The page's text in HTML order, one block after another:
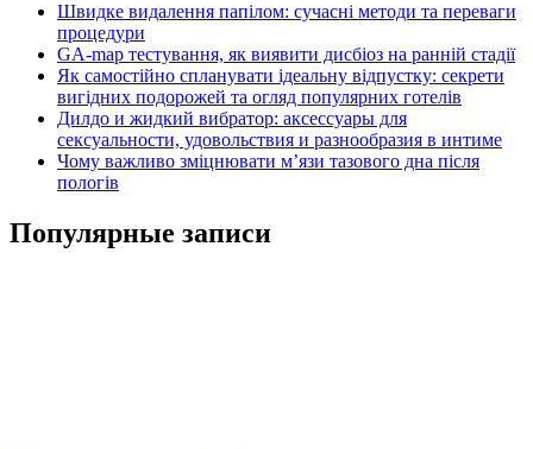
Швидке видалення папілом: сучасні методи та переваги
процедури
GA-map тестування, як виявити дисбіоз на ранній стадії
Як самостійно спланувати ідеальну відпустку: секрети
вигідних подорожей та огляд популярних готелів
Дилдо и жидкий вибратор: аксессуары для
сексуальности, удовольствия и разнообразия в интиме
Чому важливо зміцнювати м’язи тазового дна після
пологів
Популярные записи